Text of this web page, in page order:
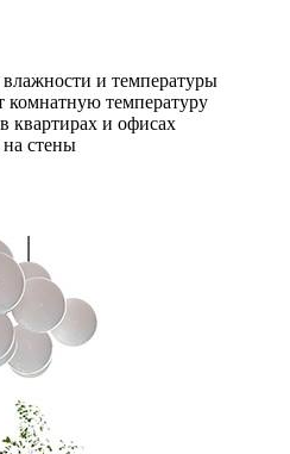
и температуры
комнатную температуру
квартирах и офисах
стены